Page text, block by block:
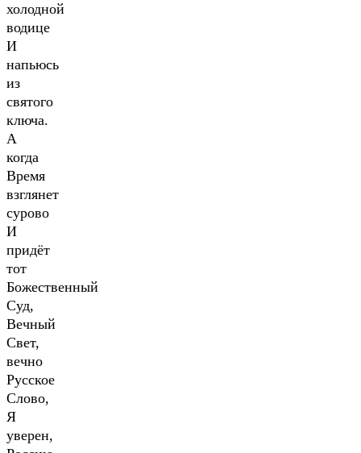
холодной
водице
И
напьюсь
из
святого
ключа.
А
когда
Время
взглянет
сурово
И
придёт
тот
Божественный
Суд,
Вечный
Свет,
вечно
Русское
Слово,
Я
уверен,